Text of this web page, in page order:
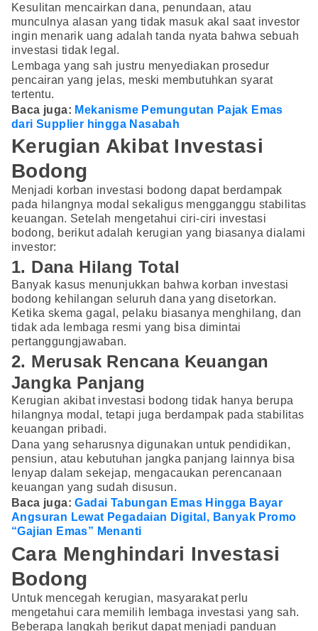
Kesulitan mencairkan dana, penundaan, atau
munculnya alasan yang tidak masuk akal saat investor
ingin menarik uang adalah tanda nyata bahwa sebuah
investasi tidak legal.
Lembaga yang sah justru menyediakan prosedur
pencairan yang jelas, meski membutuhkan syarat
tertentu.
Baca juga: Mekanisme Pemungutan Pajak Emas
dari Supplier hingga Nasabah
Kerugian Akibat Investasi
Bodong
Menjadi korban investasi bodong dapat berdampak
pada hilangnya modal sekaligus mengganggu stabilitas
keuangan. Setelah mengetahui ciri-ciri investasi
bodong, berikut adalah kerugian yang biasanya dialami
investor:
1. Dana Hilang Total
Banyak kasus menunjukkan bahwa korban investasi
bodong kehilangan seluruh dana yang disetorkan.
Ketika skema gagal, pelaku biasanya menghilang, dan
tidak ada lembaga resmi yang bisa dimintai
pertanggungjawaban.
2. Merusak Rencana Keuangan
Jangka Panjang
Kerugian akibat investasi bodong tidak hanya berupa
hilangnya modal, tetapi juga berdampak pada stabilitas
keuangan pribadi.
Dana yang seharusnya digunakan untuk pendidikan,
pensiun, atau kebutuhan jangka panjang lainnya bisa
lenyap dalam sekejap, mengacaukan perencanaan
keuangan yang sudah disusun.
Baca juga:Gadai Tabungan Emas Hingga Bayar
Angsuran Lewat Pegadaian Digital, Banyak Promo
“Gajian Emas” Menanti
Cara Menghindari Investasi
Bodong
Untuk mencegah kerugian, masyarakat perlu
mengetahui cara memilih lembaga investasi yang sah.
Beberapa langkah berikut dapat menjadi panduan